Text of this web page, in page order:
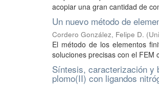
acopiar una gran cantidad de
Un nuevo método de
Cordero González, Felipe D. (
El método de los elementos
soluciones precisas con el FEM
Síntesis, caracterización y
plomo(II) con ligandos